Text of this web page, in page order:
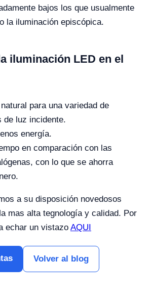
bajos los que usualmente
la iluminación episcópica.
iluminación LED en el
para una variedad de
de luz incidente.
energía.
en comparación con las
con lo que se ahorra
a su disposición novedosos
mas alta tegnología y calidad. Por
echar un vistazo AQUI
Volver al blog